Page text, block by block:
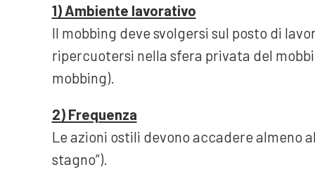
1) Ambiente lavorativo
Il mobbing deve svolgersi sul posto di
ripercuotersi nella sfera privata del
mobbing).
2) Frequenza
Le azioni ostili devono accadere almeno
stagno”).